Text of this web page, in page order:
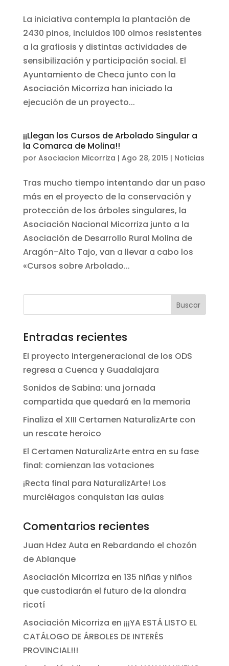
La iniciativa contempla la plantación de
2430 pinos, incluidos 100 olmos resistentes
a la grafiosis y distintas actividades de
sensibilización y participación social. El
Ayuntamiento de Checa junto con la
Asociación Micorriza han iniciado la
ejecución de un proyecto...
¡¡Llegan los Cursos de Arbolado Singular a
la Comarca de Molina!!
por Asociacion Micorriza | Ago 28, 2015 | Noticias
Tras mucho tiempo intentando dar un paso
más en el proyecto de la conservación y
protección de los árboles singulares, la
Asociación Nacional Micorriza junto a la
Asociación de Desarrollo Rural Molina de
Aragón-Alto Tajo, van a llevar a cabo los
«Cursos sobre Arbolado...
Entradas recientes
El proyecto intergeneracional de los ODS
regresa a Cuenca y Guadalajara
Sonidos de Sabina: una jornada
compartida que quedará en la memoria
Finaliza el XIII Certamen NaturalizArte con
un rescate heroico
El Certamen NaturalizArte entra en su fase
final: comienzan las votaciones
¡Recta final para NaturalizArte! Los
murciélagos conquistan las aulas
Comentarios recientes
Juan Hdez Auta en Rebardando el chozón
de Ablanque
Asociación Micorriza en 135 niñas y niños
que custodiarán el futuro de la alondra
ricotí
Asociación Micorriza en ¡¡¡YA ESTÁ LISTO EL
CATÁLOGO DE ÁRBOLES DE INTERÉS
PROVINCIAL!!!